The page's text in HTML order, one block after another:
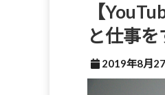
【
と仕事
2019年8月